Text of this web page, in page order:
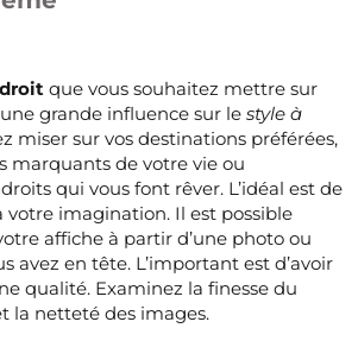
que vous souhaitez mettre sur
grande influence sur le style à
miser sur vos destinations préférées,
marquants de votre vie ou
qui vous font rêver. L’idéal est de
votre imagination. Il est possible
affiche à partir d’une photo ou
avez en tête. L’important est d’avoir
qualité. Examinez la finesse du
la netteté des images.